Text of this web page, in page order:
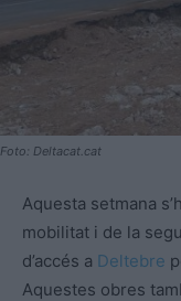
Foto: Deltacat.cat
Aquesta setmana
mobilitat i de la
d’accés a Deltebre
Aquestes obres